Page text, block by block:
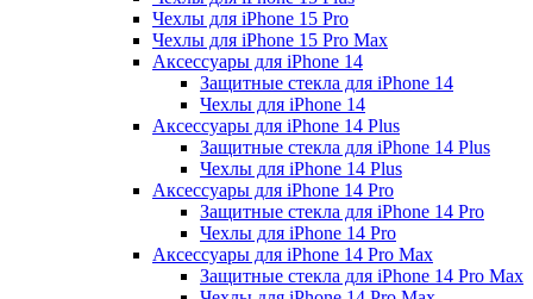
Чехлы для iPhone 15 Pro
Чехлы для iPhone 15 Pro Max
Аксессуары для iPhone 14
Защитные стекла для iPhone 14
Чехлы для iPhone 14
Аксессуары для iPhone 14 Plus
Защитные стекла для iPhone 14 Plus
Чехлы для iPhone 14 Plus
Аксессуары для iPhone 14 Pro
Защитные стекла для iPhone 14 Pro
Чехлы для iPhone 14 Pro
Аксессуары для iPhone 14 Pro Max
Защитные стекла для iPhone 14 Pro Max